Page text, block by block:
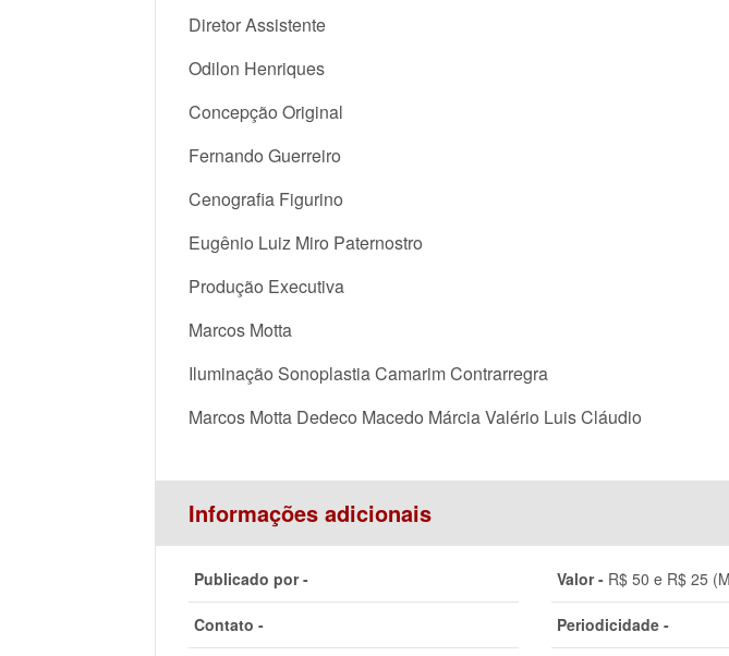
Diretor Assistente
Odilon Henriques
Concepção Original
Fernando Guerreiro
Cenografia Figurino
Eugênio Luiz Miro Paternostro
Produção Executiva
Marcos Motta
Iluminação Sonoplastia Camarim Contrarregra
Marcos Motta Dedeco Macedo Márcia Valério Luis Cláudio
Informações adicionais
Publicado por - Valor -R$ 50 e R$ 25
Contato - Periodicidade -